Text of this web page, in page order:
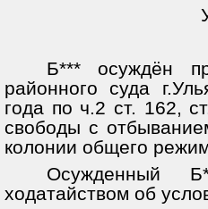
Б*** осуждён
районного суда
года по ч.2 ст. 162,
свободы с
колонии общего
Осужденный
ходатайством об